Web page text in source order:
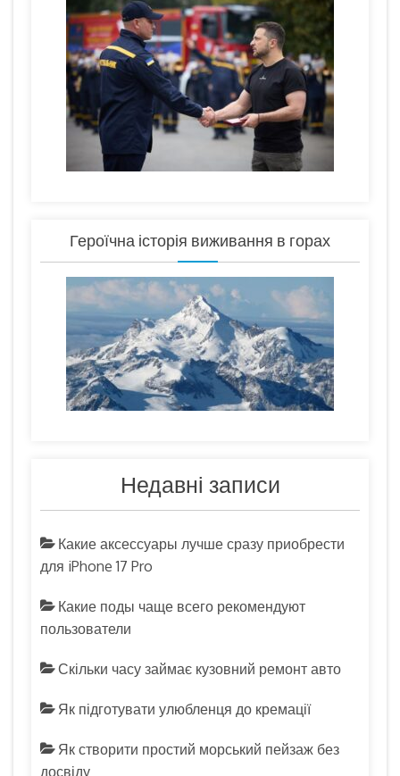
Героїчна історія виживання в горах
Недавні записи
Какие аксессуары лучше сразу приобрести
для iPhone 17 Pro
Какие поды чаще всего рекомендуют
пользователи
Скільки часу займає кузовний ремонт авто
Як підготувати улюбленця до кремації
Як створити простий морський пейзаж без
досвіду